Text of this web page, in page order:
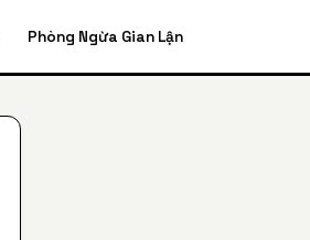
Phòng Ngừa Gian Lận